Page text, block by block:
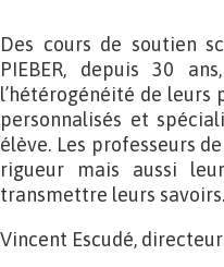
Des cours de soutien
PIEBER, depuis 30
l’hétérogénéité de leurs
personnalisés et
élève. Les professeurs
rigueur mais aussi
transmettre leurs savoirs.
Vincent Escudé,